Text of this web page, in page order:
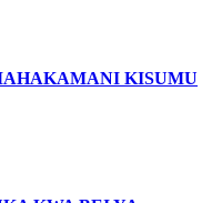
KISUMU